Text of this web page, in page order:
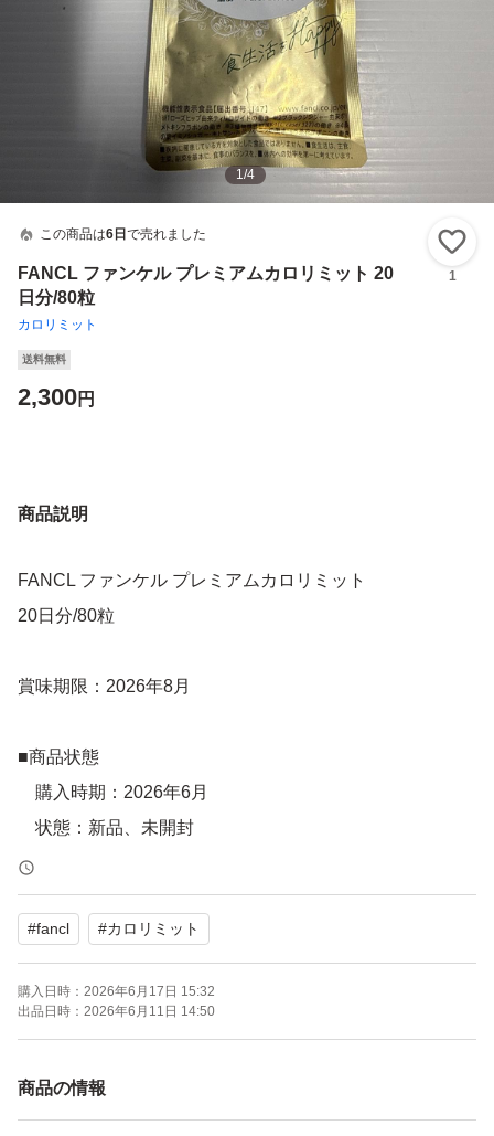
1/4
この商品は6日 で売れました
FANCL ファンケル プレミアムカロリミット 20
日分/80粒
カロリミット
1
送料無料
2,300円
商品説明
FANCL ファンケル プレミアムカロリミット
20日分/80粒
賞味期限：2026年8月
■商品状態
購入時期：2026年6月
状態：新品、未開封
よろしくお願いいたします。
ご購入後、購入者様からご連絡なければ
#fancl #カロリミット
購入日時： 2026年6月17日 15:32
出品日時： 2026年6月11日 14:50
商品の情報